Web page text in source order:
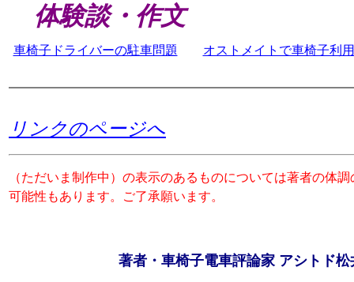
体験談・作文
車椅子ドライバーの駐車問題 オストメイトで車椅子利
リンクのページへ
（ただいま制作中）の表示のあるものについては著者の体
可能性もあります。ご了承願います。
著者・車椅子電車評論家 アシトド松